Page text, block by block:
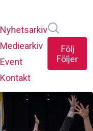
Nyhetsarkiv
Mediearkiv
Event
Kontakt
Följ
Följer